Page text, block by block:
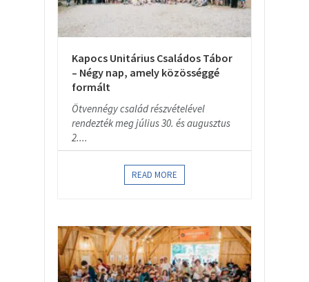
Kapocs Unitárius Családos Tábor
– Négy nap, amely közösséggé
formált
Ötvennégy család részvételével
rendezték meg július 30. és augusztus
2....
READ MORE